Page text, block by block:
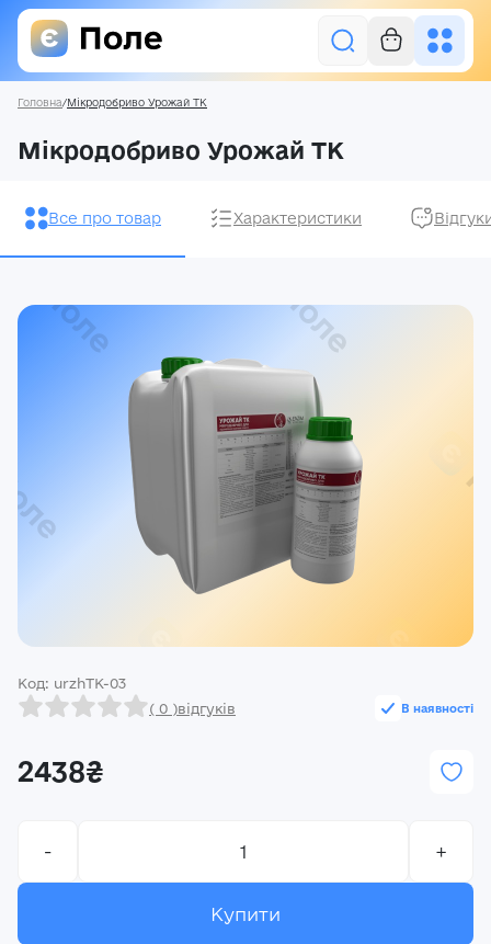
Насіння
Акції
Ми на зв’язку
Головна/Мікродобриво Урожай ТК
Мікродобриво Урожай ТК
Все про товар Характеристики
Код: urzhTK-03
В наявності
( 0 )відгуків
2438₴
- +
Купити